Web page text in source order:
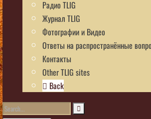
Радио TLIG
Журнал TLIG
Фотографии и Видео
Ответы на распространённые
Контакты
Other TLIG sites
Back